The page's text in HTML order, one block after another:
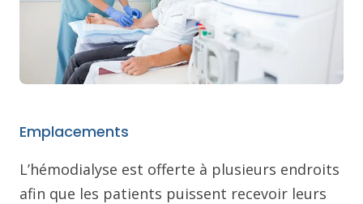
Emplacements
L’hémodialyse est offerte à plusieurs endroits
afin que les patients puissent recevoir leurs